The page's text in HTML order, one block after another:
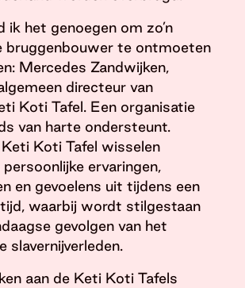
ik het genoegen om zo’n
bruggenbouwer te ontmoeten
Mercedes Zandwijken,
directeur van
Koti Tafel. Een organisatie
van harte ondersteunt.
Koti Tafel wisselen
ervaringen,
en gevoelens uit tijdens een
waarbij wordt stilgestaan
gevolgen van het
slavernijverleden.
aan de Keti Koti Tafels